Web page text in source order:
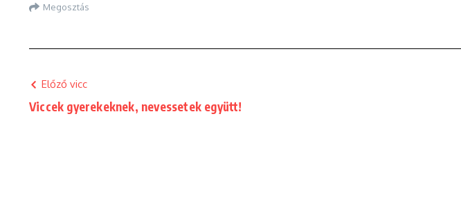
Megosztás
Előző vicc
Viccek gyerekeknek, nevessetek együtt!